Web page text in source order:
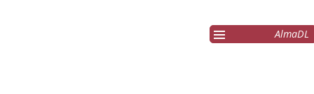
AlmaDL